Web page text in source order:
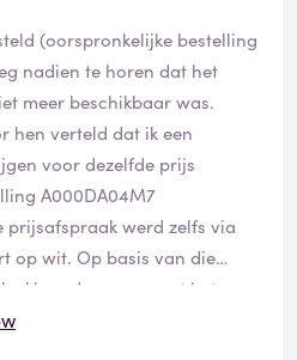
erkent dat het
niets oplossen. Dat zegt
zoals geadverteerd
op de website
erkent, maar geen
(oorspronkelijke bestelling
nadien te horen dat het
meer beschikbaar was.
hen verteld dat ik een
voor dezelfde prijs
A000DA04M7
prijsafspraak werd zelfs via
op wit. Op basis van die
akkoord gegaan met het